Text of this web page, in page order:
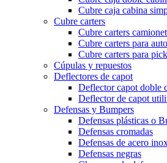
Cubre caja cabina
Cubre carters
Cubre carters
Cubre carters para auto
Cubre carters para
Cúpulas y repuestos
Deflectores de capot
Deflector capot doble
Deflector de capot
Defensas y Bumpers
Defensas plásticas o
Defensas cromadas
Defensas de acero
Defensas negras